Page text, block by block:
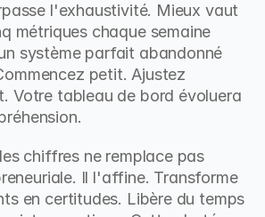
l'exhaustivité. Mieux vaut
métriques chaque semaine
système parfait abandonné
petit. Ajustez
Votre tableau de bord évoluera
chiffres ne remplace pas
Il l'affine. Transforme
en certitudes. Libère du temps